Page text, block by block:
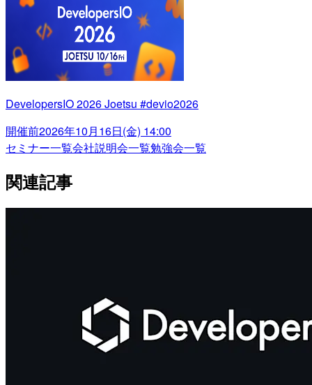
DevelopersIO 2026 Joetsu #devio2026
開催前2026年10月16日(金) 14:00
セミナー一覧会社説明会一覧勉強会一覧
関連記事